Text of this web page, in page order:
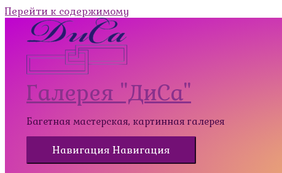
Перейти к содержимому
Галерея "ДиСа"
Багетная мастерская, картинная галерея
Навигация Навигация